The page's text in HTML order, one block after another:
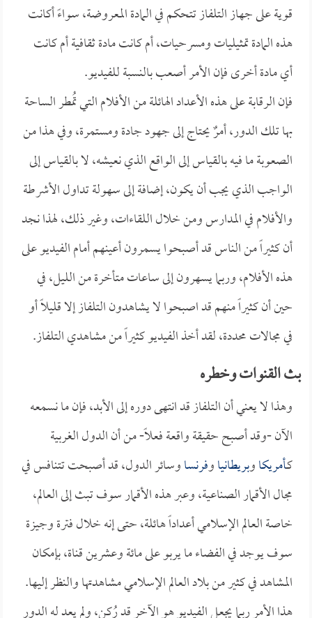
قوية على جهاز التلفاز تتحكم في المادة المعروضة، سواءً أكانت
هذه المادة تمثيليات ومسرحيات، أم كانت مادة ثقافية أم كانت
أي مادة أخرى فإن الأمر أصعب بالنسبة للفيديو.
فإن الرقابة على هذه الأعداد الهائلة من الأفلام التي تُمطر الساحة
بها تلك الدور، أمرٌ يحتاج إلى جهود جادة ومستمرة، وفي هذا من
الصعوبة ما فيه بالقياس إلى الواقع الذي نعيشه، لا بالقياس إلى
الواجب الذي يجب أن يكون، إضافة إلى سهولة تداول الأشرطة
والأفلام في المدارس ومن خلال اللقاءات، وغير ذلك، لهذا نجد
أن كثيراً من الناس قد أصبحوا يسمرون أعينهم أمام الفيديو على
هذه الأفلام، وربما يسهرون إلى ساعات متأخرة من الليل، في
حين أن كثيراً منهم قد اصبحوا لا يشاهدون التلفاز إلا قليلاً أو
في مجالات محددة، لقد أخذ الفيديو كثيراً من مشاهدي التلفاز.
بث القنوات وخطره
وهذا لا يعني أن التلفاز قد انتهى دوره إلى الأبد، فإن ما نسمعه
الآن -وقد أصبح حقيقة واقعة فعلاً- من أن الدول الغربية
كـأمريكاوبريطانياوفرنساوسائر الدول، قد أصبحت تتنافس في
مجال الأقمار الصناعية، وعبر هذه الأقمار سوف تبث إلى العالم،
خاصة العالم الإسلامي أعداداً هائلة، حتى إنه خلال فترة وجيزة
سوف يوجد في الفضاء ما يربو على مائة وعشرين قناة، بإمكان
المشاهد في كثير من بلاد العالم الإسلامي مشاهدتها والنظر إليها.